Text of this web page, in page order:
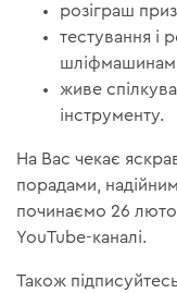
розіграш
тестування і
живе
інструменту.
На Вас чекає
порадами,
починаємо 26
YouTube-каналі.
Також